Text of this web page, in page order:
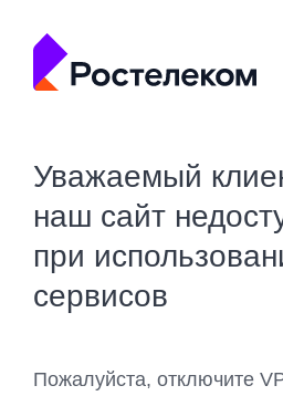
Уважаемый
наш сайт
при
сервисов
Пожалуйста, отключите